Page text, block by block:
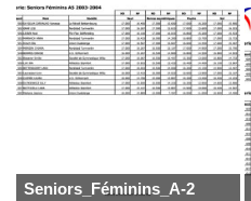
Seniors_Féminins_A-2